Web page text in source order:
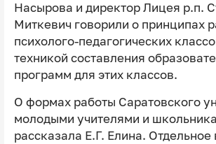
Насырова и директор Лицея р.п.
Миткевич говорили о принципах
психолого-педагогических
техникой составления
программ для этих классов.
О формах работы Саратовского
молодыми учителями и
рассказала Е.Г. Елина.